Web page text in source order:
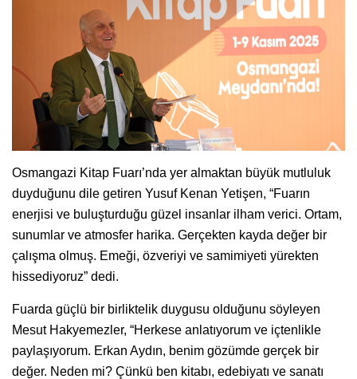
Osmangazi Kitap Fuarı’nda yer almaktan büyük mutluluk
duyduğunu dile getiren Yusuf Kenan Yetişen, “Fuarın
enerjisi ve buluşturduğu güzel insanlar ilham verici. Ortam,
sunumlar ve atmosfer harika. Gerçekten kayda değer bir
çalışma olmuş. Emeği, özveriyi ve samimiyeti yürekten
hissediyoruz” dedi.
Fuarda güçlü bir birliktelik duygusu olduğunu söyleyen
Mesut Hakyemezler, “Herkese anlatıyorum ve içtenlikle
paylaşıyorum. Erkan Aydın, benim gözümde gerçek bir
değer. Neden mi? Çünkü ben kitabı, edebiyatı ve sanatı